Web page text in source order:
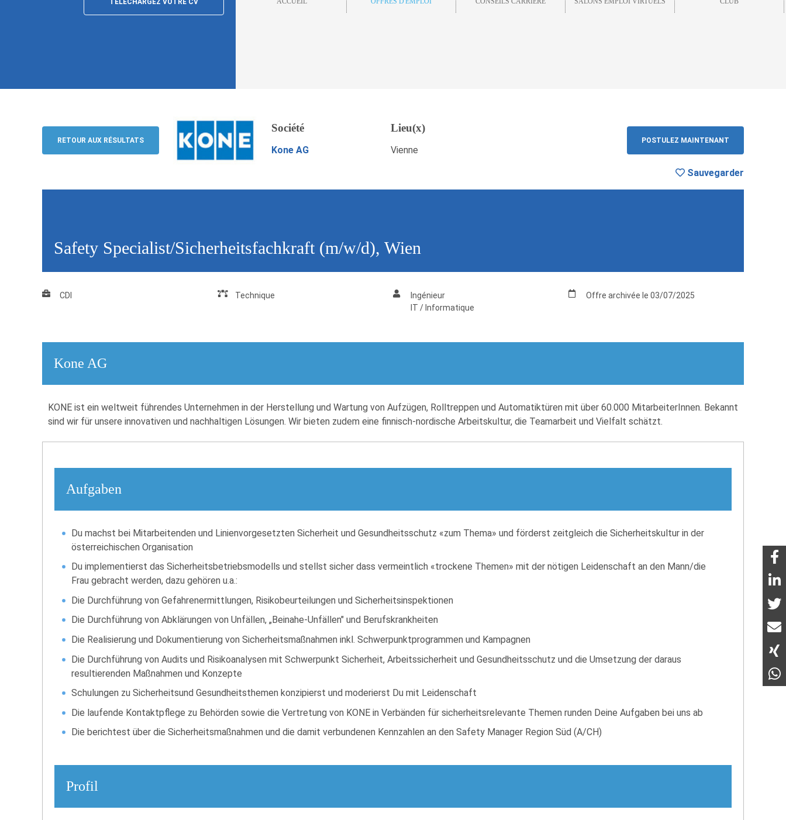
TÉLÉCHARGEZ VOTRE CV
Safety Specialist/Sicherheitsfachkraft (m/w/d), Wien
Kone AG
POSTULEZ MAINTENANT
RETOUR AUX RÉSULTATS
Société
Kone AG
Lieu(x)
Vienne
POSTULEZ MAINTENANT
Sauvegarder
Safety Specialist/Sicherheitsfachkraft (m/w/d), Wien
CDI Technique
Ingénieur
IT / Informatique
Offre archivée le 03/07/2025
Kone AG
KONE ist ein weltweit führendes Unternehmen in der Herstellung und Wartung von Aufzügen, Rolltreppen und Automatiktüren mit über 60.000 MitarbeiterInnen. Bekannt
sind wir für unsere innovativen und nachhaltigen Lösungen. Wir bieten zudem eine finnisch-nordische Arbeitskultur, die Teamarbeit und Vielfalt schätzt.
Aufgaben
Du machst bei Mitarbeitenden und Linienvorgesetzten Sicherheit und Gesundheitsschutz «zum Thema» und förderst zeitgleich die Sicherheitskultur in der
österreichischen Organisation
Du implementierst das Sicherheitsbetriebsmodells und stellst sicher dass vermeintlich «trockene Themen» mit der nötigen Leidenschaft an den Mann/die
Frau gebracht werden, dazu gehören u.a.:
Die Durchführung von Gefahrenermittlungen, Risikobeurteilungen und Sicherheitsinspektionen
Die Durchführung von Abklärungen von Unfällen, „Beinahe-Unfällen" und Berufskrankheiten
Die Realisierung und Dokumentierung von Sicherheitsmaßnahmen inkl. Schwerpunktprogrammen und Kampagnen
Die Durchführung von Audits und Risikoanalysen mit Schwerpunkt Sicherheit, Arbeitssicherheit und Gesundheitsschutz und die Umsetzung der daraus
resultierenden Maßnahmen und Konzepte
Schulungen zu Sicherheitsund Gesundheitsthemen konzipierst und moderierst Du mit Leidenschaft
Die laufende Kontaktpflege zu Behörden sowie die Vertretung von KONE in Verbänden für sicherheitsrelevante Themen runden Deine Aufgaben bei uns ab
Die berichtest über die Sicherheitsmaßnahmen und die damit verbundenen Kennzahlen an den Safety Manager Region Süd (A/CH)
Profil